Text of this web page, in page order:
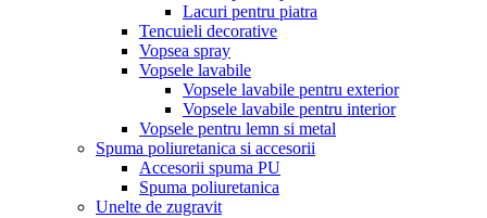
Lacuri pentru piatra
Tencuieli decorative
Vopsea spray
Vopsele lavabile
Vopsele lavabile pentru exterior
Vopsele lavabile pentru interior
Vopsele pentru lemn si metal
Spuma poliuretanica si accesorii
Accesorii spuma PU
Spuma poliuretanica
Unelte de zugravit